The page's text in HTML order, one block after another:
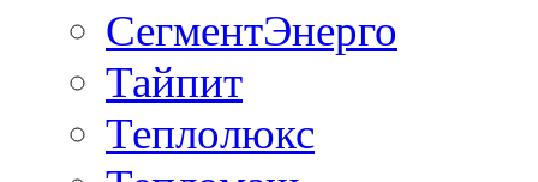
СегментЭнерго
Тайпит
Теплолюкс